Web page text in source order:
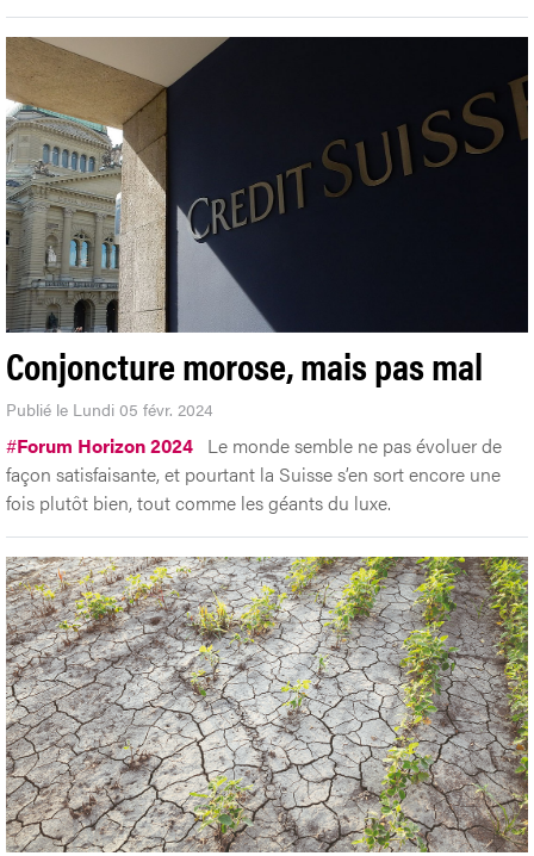
Conjoncture morose, mais pas mal
Publié le Lundi 05 févr. 2024
#Forum Horizon 2024 Le monde semble ne pas évoluer de
façon satisfaisante, et pourtant la Suisse s’en sort encore une
fois plutôt bien, tout comme les géants du luxe.